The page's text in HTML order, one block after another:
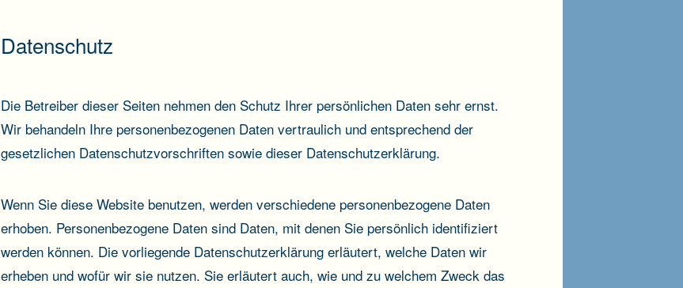
Datenschutz
Die Betreiber dieser Seiten nehmen den Schutz Ihrer persönlichen Daten sehr ernst.
Wir behandeln Ihre personenbezogenen Daten vertraulich und entsprechend der
gesetzlichen Datenschutzvorschriften sowie dieser Datenschutzerklärung.
Wenn Sie diese Website benutzen, werden verschiedene personenbezogene Daten
erhoben. Personenbezogene Daten sind Daten, mit denen Sie persönlich identifiziert
werden können. Die vorliegende Datenschutzerklärung erläutert, welche Daten wir
erheben und wofür wir sie nutzen. Sie erläutert auch, wie und zu welchem Zweck das